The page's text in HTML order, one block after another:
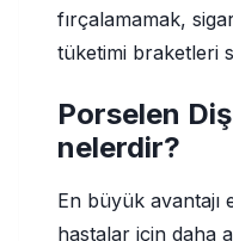
fırçalamamak,
tüketimi braketleri
Porselen
nelerdir?
En büyük avantajı
hastalar için daha